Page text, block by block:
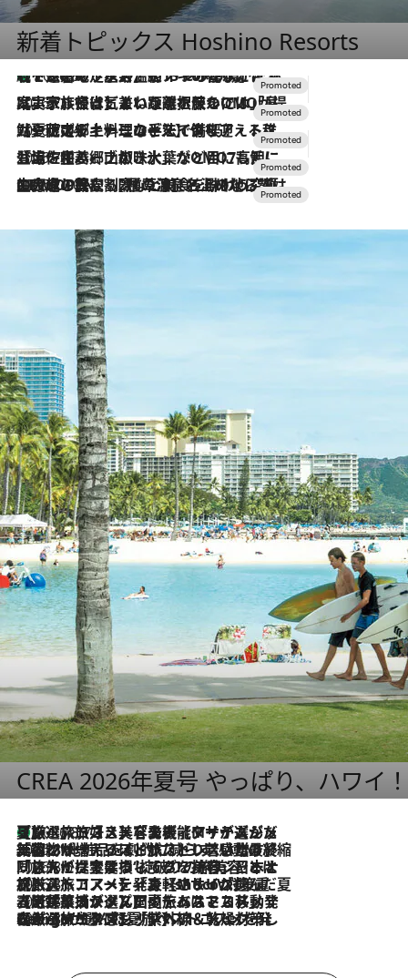
新着トピックス Hoshino Resorts
2026.8.7
【トンボの足水浴】ヒノキの香りに包まれて涼感マックス！約13℃の湧水かけ流しを避暑地「星野温泉 トンボの湯」で体験
2026.7.31
【ホテル帰省】という選択肢をOMOが提案。家族とほどよい距離を保つには「昼は実家、夜は気兼ねなくホテルで！」
2026.7.24
【夏限定ディナーコース】旬を迎える稚鮎や花ズッキーニなどをイタリア・トスカーナの郷土料理の手法で満喫！
2026.7.17
「土佐和ハーブかき氷」がOMO7高知に登場！生姜、山椒、大葉など目にも舌にも涼を呼ぶ郷土の味
2026.7.10
NEW OPEN！【界 草津】名湯の地に誕生。趣の異なる2種の温泉と上州ならではの会席・蕎麦割烹など美食を味わう究極の癒やし旅
CREA 2026年夏号 やっぱり、ハワイ
2026.8.7
【厳選旅コスメ】「多機能アイテムがメイン！」旅好き美容エディターが選んだ夏旅ベストコスメを発表【Mサイズジップ】
2026.8.6
「荷物が増えるほど旅ストレスは増す」美容ジャーナリストがたどり着いた最終結論。“化粧品を劇的に減らす”感動の凝縮美容とは
2026.8.6
「旅先には金髪ウィッグを持参」日本と同じメイクでは損してる!? 美容ジャーナリストが提案する“掟破りの旅美容”とは
2026.8.6
【厳選旅コスメ】「身軽さ＆UV対策重視！」ヘアアーティストshucoが選んだ夏旅ベストコスメを発表【Mサイズジップ】
2026.8.5
【厳選旅コスメ】国内をあちこち移動する河井菜摘が選んだ夏旅ベストコスメ発表！「リラックスアイテムはマスト」【Mサイズジップ】
2026.8.4
【厳選旅コスメ】「紫外線＆乾燥対策しながらメイク感も！」ヘア＆メイクGeorgeが選んだ夏旅ベストコスメを発表！【Mサイズジップ】